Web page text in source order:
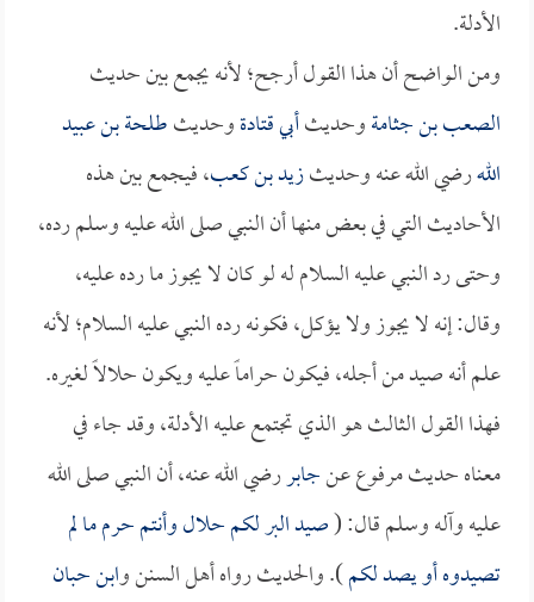
الأدلة.
ومن الواضح أن هذا القول أرجح؛ لأنه يجمع بين حديث
الصعب بن جثامةوحديثأبي قتادةوحديثطلحة بن عبيد
اللهرضي الله عنه وحديثزيد بن كعب، فيجمع بين هذه
الأحاديث التي في بعض منها أن النبي صلى الله عليه وسلم رده،
وحتى رد النبي عليه السلام له لو كان لا يجوز ما رده عليه،
وقال: إنه لا يجوز ولا يؤكل، فكونه رده النبي عليه السلام؛ لأنه
علم أنه صيد من أجله، فيكون حراماً عليه ويكون حلالاً لغيره.
فهذا القول الثالث هو الذي تجتمع عليه الأدلة، وقد جاء في
معناه حديث مرفوع عنجابررضي الله عنه، أن النبي صلى الله
عليه وآله وسلم قال: (صيد البر لكم حلال وأنتم حرم ما لم
تصيدوه أو يصد لكم). والحديث رواه أهل السنن وابن حبان